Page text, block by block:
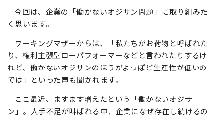
今回は、企業の「働かないオジサン問題」に取り組みた
く思います。
ワーキングマザーからは、「私たちがお荷物と呼ばれた
り、権利主張型ローパフォーマーなどと言われたりするけ
れど、働かないオジサンのほうがよっぽど生産性が低いの
では」といった声も聞かれます。
ここ最近、ますます増えたという「働かないオジサ
ン」。人手不足が叫ばれる中、企業になぜ存在し続けるの